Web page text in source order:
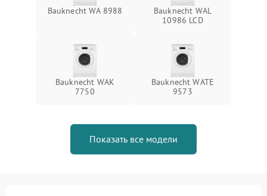
Bauknecht WA 8988
Bauknecht WAL
10986 LCD
Bauknecht WAK
7750
Bauknecht WATE
9573
Показать все модели